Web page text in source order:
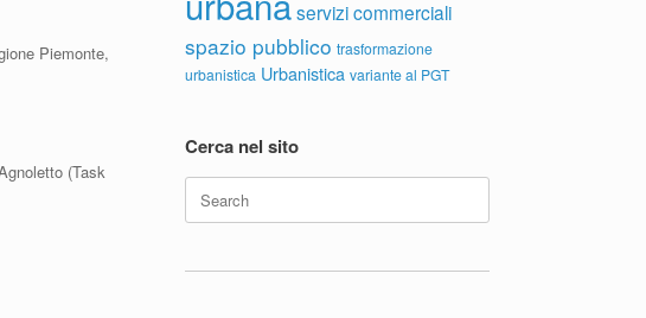
Piemonte,
(Task
servizi commerciali
spazio pubblico trasformazione
urbanistica Urbanistica variante al PGT
Cerca nel sito
Search
for: